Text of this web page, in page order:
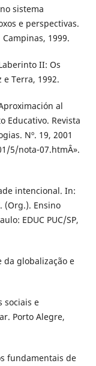
sistema
e perspectivas.
1999.
II: Os
e Terra, 1992.
al
Educativo. Revista
Nº. 19, 2001
5/nota-07.htmÂ».
intencional. In:
(Org.). Ensino
EDUC PUC/SP,
da globalização e
sociais e
Porto Alegre,
fundamentais de